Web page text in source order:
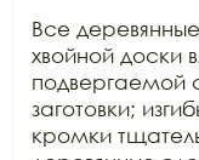
Все
хвойной доски
подвергаемой
заготовки;
кромки